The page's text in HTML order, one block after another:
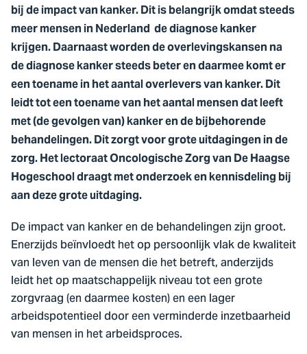
bij de impact van kanker. Dit is belangrijk omdat steeds
meer mensen in Nederland de diagnose kanker
krijgen. Daarnaast worden de overlevingskansen na
de diagnose kanker steeds beter en daarmee komt er
een toename in het aantal overlevers van kanker. Dit
leidt tot een toename van het aantal mensen dat leeft
met (de gevolgen van) kanker en de bijbehorende
behandelingen. Dit zorgt voor grote uitdagingen in de
zorg. Het lectoraat Oncologische Zorg van De Haagse
Hogeschool draagt met onderzoek en kennisdeling bij
aan deze grote uitdaging.
De impact van kanker en de behandelingen zijn groot.
Enerzijds beïnvloedt het op persoonlijk vlak de kwaliteit
van leven van de mensen die het betreft, anderzijds
leidt het op maatschappelijk niveau tot een grote
zorgvraag (en daarmee kosten) en een lager
arbeidspotentieel door een verminderde inzetbaarheid
van mensen in het arbeidsproces.